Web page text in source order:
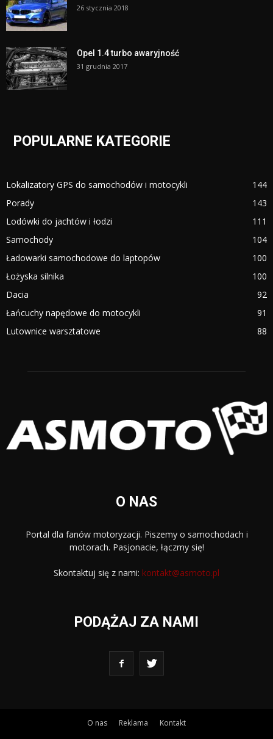
26 stycznia 2018
Opel 1.4 turbo awaryjność
31 grudnia 2017
POPULARNE KATEGORIE
Lokalizatory GPS do samochodów i motocykli
144
Porady
143
Lodówki do jachtów i łodzi
111
Samochody
104
Ładowarki samochodowe do laptopów
100
Łożyska silnika
100
Dacia
92
Łańcuchy napędowe do motocykli
91
Lutownice warsztatowe
88
O NAS
Portal dla fanów motoryzacji. Piszemy o samochodach i
motorach. Pasjonacie, łączmy się!
Skontaktuj się z nami: kontakt@asmoto.pl
PODĄŻAJ ZA NAMI
O nas Reklama
Kontakt